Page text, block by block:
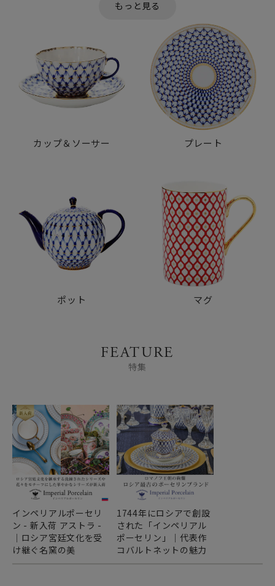
カップ＆ソーサー プレート
ポット マグ
FEATURE
特集
インペリアルポーセリ
ン - 新入荷 アストラ -
｜ロシア宮廷文化を受
け継ぐ名窯の美
1744年にロシアで創設
された「インペリアル
ポーセリン」｜代表作
コバルトネットの魅力